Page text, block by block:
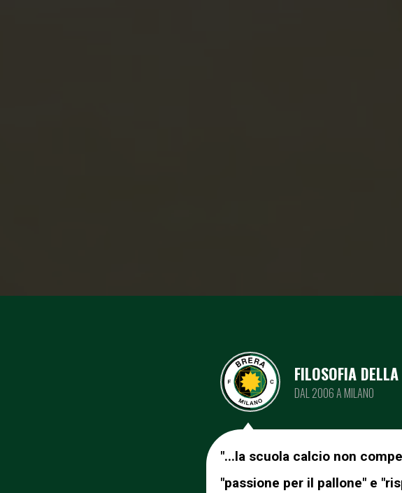
"...la scuola calcio non
"passione per il pallone" e
FILOSOFIA
DAL 2006 A MILANO